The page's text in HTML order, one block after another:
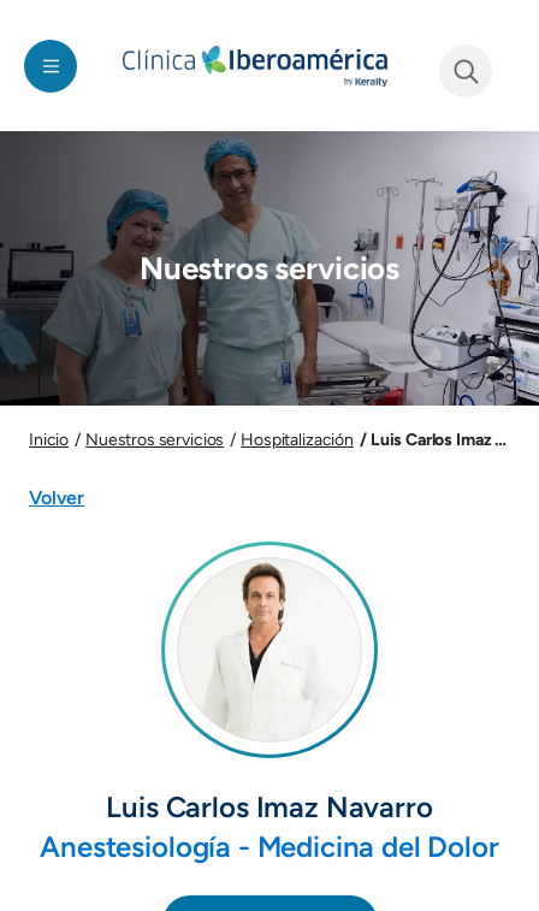
Nuestros servicios
Inicio Nuestros servicios Hospitalización Luis Carlos Imaz
Volver
Luis Carlos Imaz Navarro
Anestesiología - Medicina del Dolor